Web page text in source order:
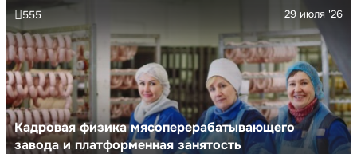
Кадровая физика мясоперерабатывающего
завода и платформенная занятость
29 июля '26
555